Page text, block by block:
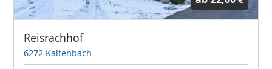
Reisrachhof
6272 Kaltenbach